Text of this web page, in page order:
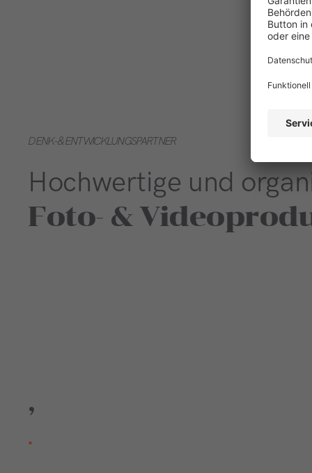
DENK- & ENTWICKLUNGSPARTNER
Hochwertige und
Foto- &
,
.